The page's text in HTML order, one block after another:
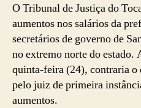
O Tribunal de Justiça do
aumentos nos salários da
secretários de governo de
no extremo norte do estado.
quinta-feira (24), contraria o
pelo juiz de primeira
aumentos.